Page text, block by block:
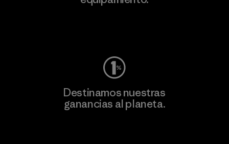
Destinamos nuestras
ganancias al planeta.